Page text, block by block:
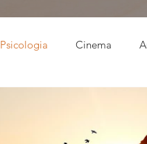
Psicologia Cinema